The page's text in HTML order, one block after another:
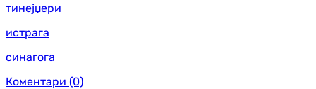
тинејџери
истрага
синагога
Коментари (0)